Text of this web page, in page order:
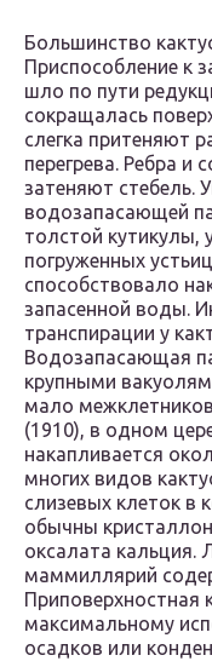
Большинство
Приспособление к
шло по пути
сокращалась
слегка притеняют
перегрева. Ребра и
затеняют стебель.
водозапасающей
толстой кутикулы,
погруженных
способствовало
запасенной воды.
транспирации у
Водозапасающая
крупными
мало
(1910), в одном
накапливается
многих видов
слизевых клеток в
обычны
оксалата кальция.
маммиллярий
Приповерхностная
максимальному
осадков или